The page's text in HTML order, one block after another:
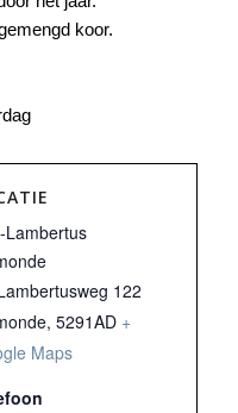
koor.
Lambertus
122
, 5291AD +
Maps